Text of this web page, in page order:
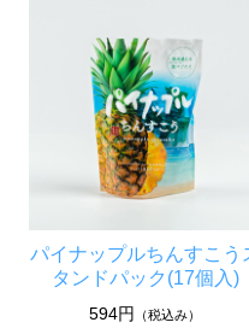
パイナップルちんすこう
タンドパック(17個入)
594円 （税込み）